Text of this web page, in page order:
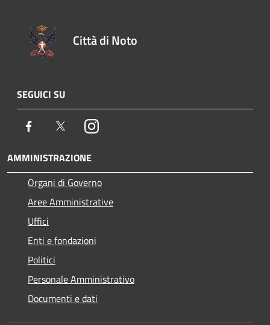
Città di Noto
SEGUICI SU
Facebook TwitterInstagram
AMMINISTRAZIONE
Organi di Governo
Aree Amministrative
Uffici
Enti e fondazioni
Politici
Personale Amministrativo
Documenti e dati